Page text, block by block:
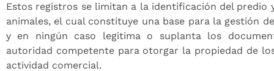
Estos registros se limitan a la identificación del predio
animales, el cual constituye una base para la gestión
y en ningún caso legitima o suplanta los
autoridad competente para otorgar la propiedad de
actividad comercial.